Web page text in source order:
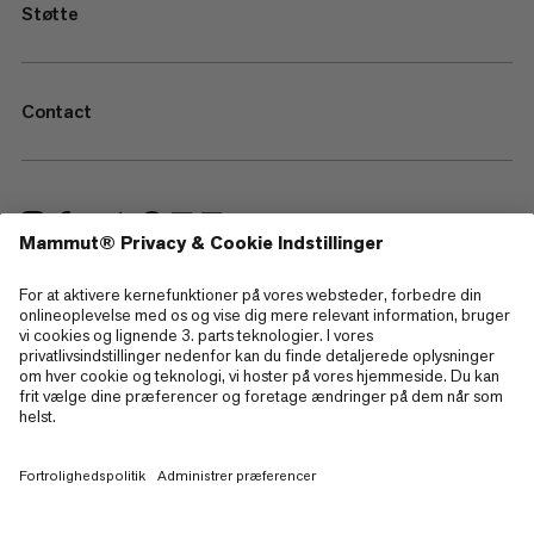
Støtte
Contact
—
Sitemap
Cookies
Juridisk information